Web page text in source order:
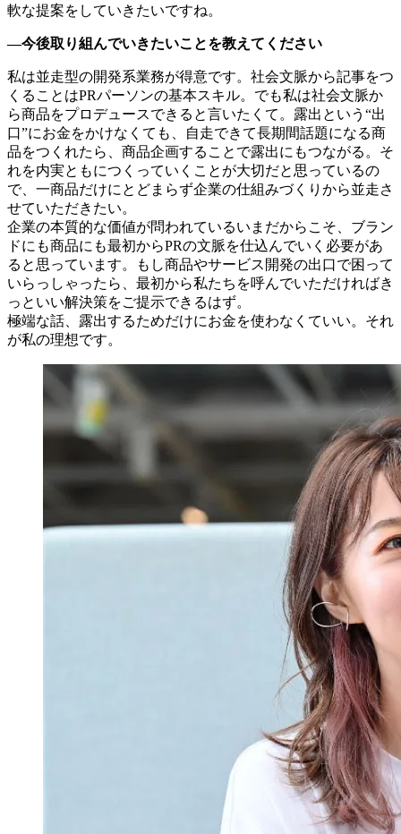
軟な提案をしていきたいですね。
―今後取り組んでいきたいことを教えてください
私は並走型の開発系業務が得意です。社会文脈から記事をつ
くることはPRパーソンの基本スキル。でも私は社会文脈か
ら商品をプロデュースできると言いたくて。露出という“出
口”にお金をかけなくても、自走できて長期間話題になる商
品をつくれたら、商品企画することで露出にもつながる。そ
れを内実ともにつくっていくことが大切だと思っているの
で、一商品だけにとどまらず企業の仕組みづくりから並走さ
せていただきたい。
企業の本質的な価値が問われているいまだからこそ、ブラン
ドにも商品にも最初からPRの文脈を仕込んでいく必要があ
ると思っています。もし商品やサービス開発の出口で困って
いらっしゃったら、最初から私たちを呼んでいただければき
っといい解決策をご提示できるはず。
極端な話、露出するためだけにお金を使わなくていい。それ
が私の理想です。